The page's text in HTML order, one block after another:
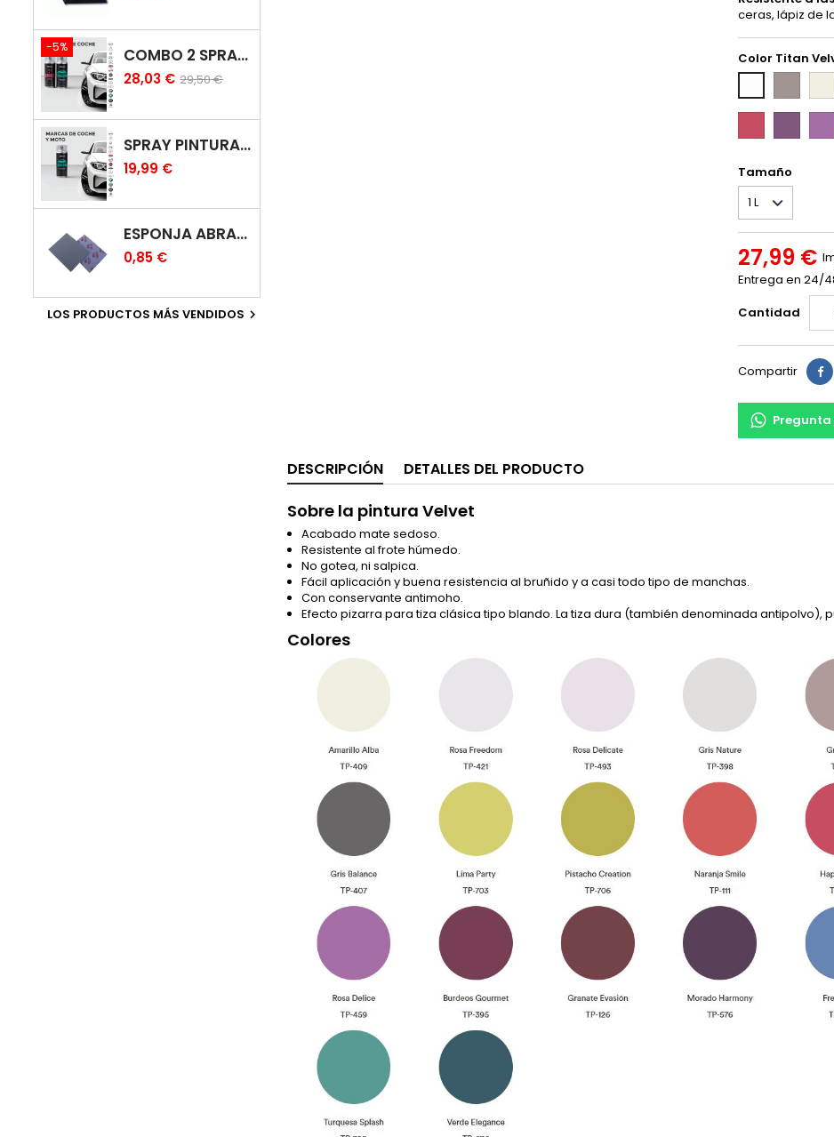
-5% COMBO 2 SPRAY: PINTURA COCHE + BARNIZ CARROCERÍA
28,03 € 29,50 €
SPRAY PINTURA COCHES COLOR ORIGINAL (BICAPA)
19,99 €
ESPONJA ABRASIVA
0,85 €
LOS PRODUCTOS MÁS VENDIDOS 
ceras, lápiz de
Color Titan
sedosoBrise
-
222
-
409
Rose
TP-
123
Beauty
TP-
575
Tamaño
27,99 €
Entrega en 24/
Cantidad
Compartir
Pregunta
DESCRIPCIÓN DETALLES DEL PRODUCTO
Sobre la pintura Velvet
Acabado mate sedoso.
Resistente al frote húmedo.
No gotea, ni salpica.
Fácil aplicación y buena resistencia al bruñido y a casi todo tipo de manchas.
Con conservante antimoho.
Efecto pizarra para tiza clásica tipo blando. La tiza dura (también denominada antipolvo),
Colores